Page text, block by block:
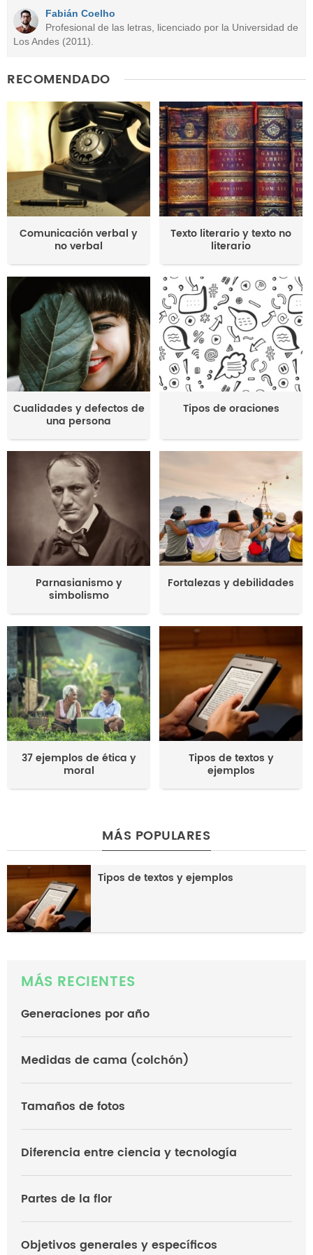
OtroFabián Coelho
Profesional de las letras, licenciado por la Universidad de
Los Andes (2011).
RECOMENDADO
Comunicación verbal y
no verbal
Texto literario y texto no
literario
Cualidades y defectos de
una persona
Tipos de oraciones
Parnasianismo y
simbolismo
Fortalezas y debilidades
37 ejemplos de ética y
moral
Tipos de textos y
ejemplos
MÁS POPULARES
Tipos de textos y ejemplos
MÁS RECIENTES
Generaciones por año
Medidas de cama (colchón)
Tamaños de fotos
Diferencia entre ciencia y tecnología
Partes de la flor
Objetivos generales y específicos